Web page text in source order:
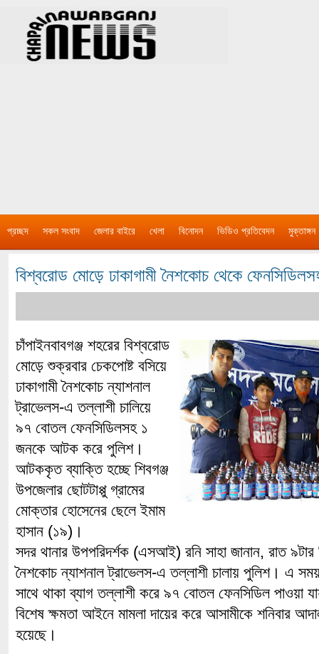
প্রচ্ছদ সকল সংবাদ জেলার বাইরে খেলা বিনোদন ভিডিও প্রতিবেদন মুক্তাঙ্গন
বিশ্বরোড মোড়ে ঢাকাগামী নৈশকোচ থেকে
চাঁপাইনবাবগঞ্জ শহরের বিশ্বরোড
মোড়ে শুক্রবার চেকপোষ্ট বসিয়ে
ঢাকাগামী নৈশকোচ ন্যাশনাল
ট্রাভেলস-এ তল্লাশী চালিয়ে
৯৭ বোতল ফেনসিডিলসহ ১
জনকে আটক করে পুলিশ।
আটককৃত ব্যাক্তি হচ্ছে শিবগঞ্জ
উপজেলার ছোটটাপ্পু গ্রামের
মোক্তার হোসেনের ছেলে ইমাম
হাসান (১৯)।
সদর থানার উপপরিদর্শক (এসআই) রনি সাহা জানান, রাত ৯টার
নৈশকোচ ন্যাশনাল ট্রাভেলস-এ তল্লাশী চালায় পুলিশ। এ সময়
সাথে থাকা ব্যাগ তল্লাশী করে ৯৭ বোতল ফেনসিডিল পাওয়া
বিশেষ ক্ষমতা আইনে মামলা দায়ের করে আসামীকে শনিবার
হয়েছে।